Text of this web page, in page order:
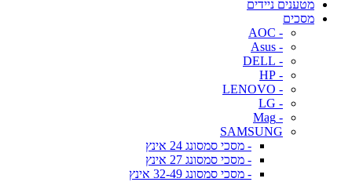
מטענים ניידים
מסכים
- AOC
- Asus
- DELL
- HP
- LENOVO
- LG
- Mag
SAMSUNG
- מסכי סמסונג 24 אינץ
- מסכי סמסונג 27 אינץ
- מסכי סמסונג 32-49 אינץ